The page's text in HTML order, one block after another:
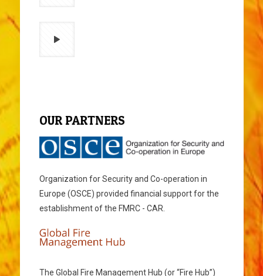
OUR PARTNERS
Organization for Security and Co-operation in
Europe (OSCE) provided financial support for the
establishment of the FMRC - CAR.
The Global Fire Management Hub (or “Fire Hub”)